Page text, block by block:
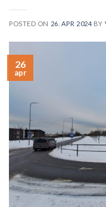
POSTED ON 26. APR 2024 BY
26
apr